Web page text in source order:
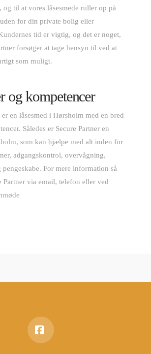
og til at vores låsesmede ruller op på
for din private bolig eller
tid er vigtig, og det er noget,
forsøger at tage hensyn til ved at
som muligt.
og kompetencer
er en låsesmed i Hørsholm med en bred
Således er Secure Partner en
som kan hjælpe med alt inden for
adgangskontrol, overvågning,
pengeskabe. For mere information så
Partner via email, telefon eller ved